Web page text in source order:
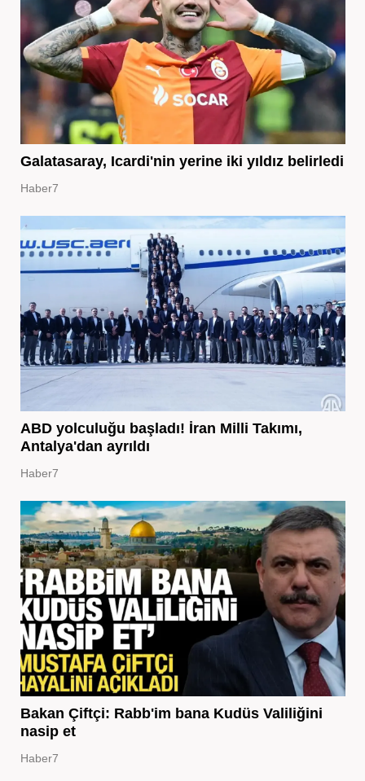
Galatasaray, Icardi'nin yerine iki yıldız belirledi
Haber7
ABD yolculuğu başladı! İran Milli Takımı,
Antalya'dan ayrıldı
Haber7
Bakan Çiftçi: Rabb'im bana Kudüs Valiliğini
nasip et
Haber7